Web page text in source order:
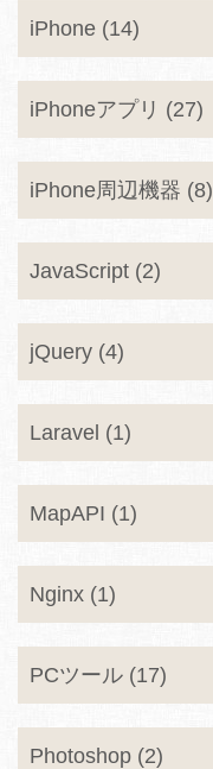
iPhone (14)
iPhoneアプリ (27)
iPhone周辺機器 (8)
JavaScript (2)
jQuery (4)
Laravel (1)
MapAPI (1)
Nginx (1)
PCツール (17)
Photoshop (2)